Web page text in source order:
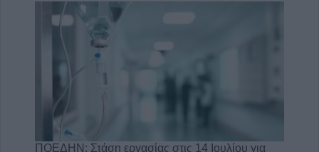
ΠΟΕΔΗΝ: Στάση εργασίας στις 14 Ιουλίου για